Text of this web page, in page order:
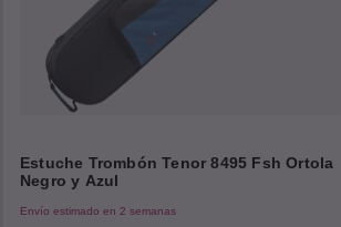
Estuche Trombón Tenor 8495 Fsh Ortola
Negro y Azul
Envío estimado en 2 semanas